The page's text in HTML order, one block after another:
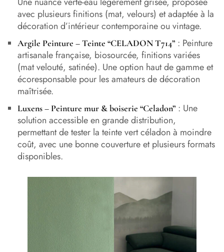
avec plusieurs finitions (mat, velours) et adaptée à la
décoration d’intérieur contemporaine ou vintage.
Argile Peinture – Teinte “CELADON T714”: Peinture
artisanale française, biosourcée, finitions variées
(mat velouté, satinée). Une option haut de gamme et
écoresponsable pour les amateurs de décoration
maîtrisée.
Luxens – Peinture mur & boiserie “Celadon”: Une
solution accessible en grande distribution,
permettant de tester la teinte vert céladon à moindre
coût, avec une bonne couverture et plusieurs formats
disponibles.